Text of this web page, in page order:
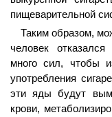
пищеварительной
Таким образом,
человек
много сил, чтобы
употребления
эти яды будут
крови,